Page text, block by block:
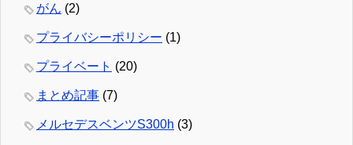
がん (2)
プライバシーポリシー (1)
プライベート (20)
まとめ記事 (7)
メルセデスベンツS300h (3)